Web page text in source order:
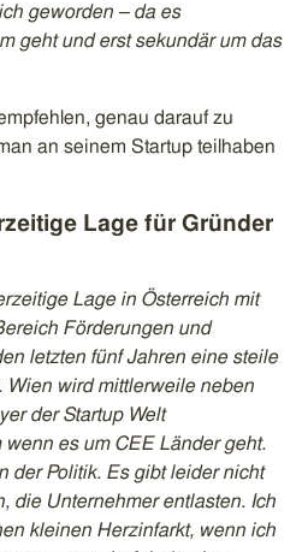
geworden – da es
geht und erst sekundär um das
genau darauf zu
an seinem Startup teilhaben
Lage für Gründer
Lage in Österreich mit
Förderungen und
letzten fünf Jahren eine steile
Wien wird mittlerweile neben
der Startup Welt
es um CEE Länder geht.
der Politik. Es gibt leider nicht
die Unternehmer entlasten. Ich
kleinen Herzinfarkt, wenn ich